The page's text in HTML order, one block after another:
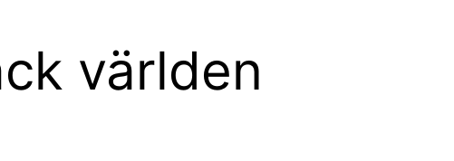
världen